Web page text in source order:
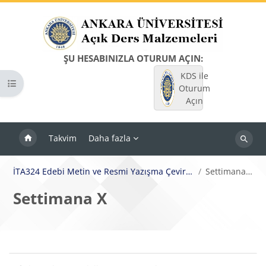
ŞU HESABINIZLA OTURUM AÇIN:
KDS ile
Oturum
Açın
Takvim Daha fazla
Dersleri
Kurs dizinini aç
İTA324 Edebi Metin ve Resmi Yazışma Çevirisi Settimana X
Settimana X
Bloklar
Bölüm anahatları